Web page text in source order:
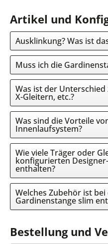
Artikel und
Ausklinkung? Was ist
Muss ich die
Was ist der
X-Gleitern, etc.?
Was sind die Vorteile
Innenlaufsystem?
Wie viele Träger oder
konfigurierten
enthalten?
Welches Zubehör ist
Gardinenstange slim
Bestellung und